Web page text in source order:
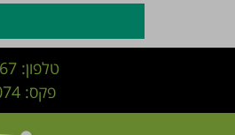
טלפון:
פקס: 03-9086074